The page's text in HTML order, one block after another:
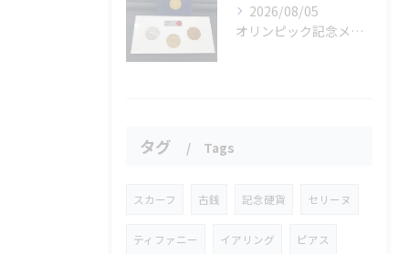
2026/08/05
オリンピック記念メダルとメイプルリーフコインをお買取りさせていただきました🏅✨
タグ Tags
スカーフ 古銭 記念硬貨 セリーヌ
ティファニー イアリング ピアス